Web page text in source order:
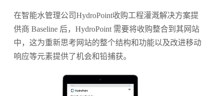
在智能水管理公司HydroPoint收购工程灌溉解决方案提
供商 Baseline 后，HydroPoint 需要将收购整合到其网站
中，这为重新思考网站的整个结构和功能以及改进移动
响应等元素提供了机会和铅捕获。